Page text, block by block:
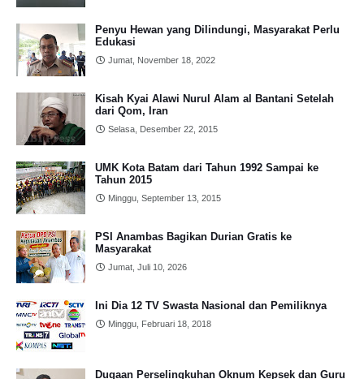
Penyu Hewan yang Dilindungi, Masyarakat Perlu
Edukasi
Jumat, November 18, 2022
Kisah Kyai Alawi Nurul Alam al Bantani Setelah
dari Qom, Iran
Selasa, Desember 22, 2015
UMK Kota Batam dari Tahun 1992 Sampai ke
Tahun 2015
Minggu, September 13, 2015
PSI Anambas Bagikan Durian Gratis ke
Masyarakat
Jumat, Juli 10, 2026
Ini Dia 12 TV Swasta Nasional dan Pemiliknya
Minggu, Februari 18, 2018
Dugaan Perselingkuhan Oknum Kepsek dan Guru